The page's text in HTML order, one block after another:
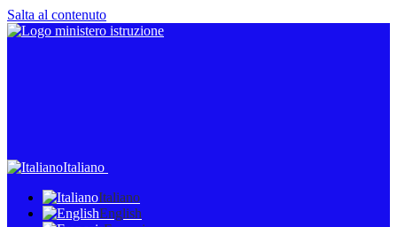
Salta al contenuto
Italiano
Italiano
English